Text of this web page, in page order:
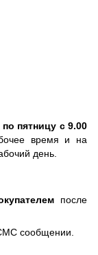
пятницу с 9.00
время и на
день.
после
сообщении.